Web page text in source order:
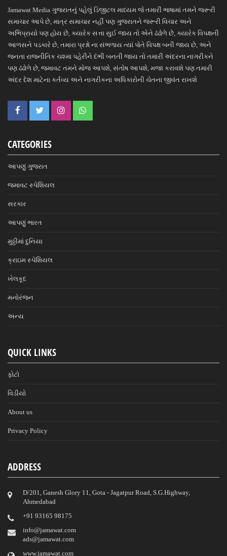
Jamawat Media ગુજરાતનું પહેલું ડિજીટલ માધ્યમ જે તમારી ભાષામાં તમને જરૂરી
સમાચાર આપે છે, માત્ર સમાચાર નહીં પણ ગુજરાતને જરૂરી વિચાર અને
અભિપ્રાયો પણ હોય છે, ક્યારેક સત્તા સુઈ જાય તો એને ઢંઢોળે છે, ક્યારેક વિપક્ષની
આળસને પડકારે છે, તમારા પ્રશ્નો ના સંભળાય ત્યાં પોતે વિપક્ષ બની જાય છે, અને
જનતા રાજનીતિક ચશ્મા પહેરીને દંભી બનતી જાય તો તમારી અંદરના નાગરીકને
પણ ઢંઢોળે છે, જમાવટ તમને મોજ આપશે, સંતોષ આપશે, મજા કરાવશે પણ તમારી
અંદર દેશ માટેના કર્તવ્ય અને નાગરીકના અધિકારોની ચેતના જીવંત રાખશે
CATEGORIES
આપણું ગુજરાત
જમાવટ સ્પેશિયલ
સરકાર
આપણું ભારત
મુઠ્ઠીમાં દુનિયા
ક્રાઇમ સ્પેશિયલ
ખેલકૂદ
મનોરંજન
અન્ય
QUICK LINKS
ફોટો
વિડીયો
About us
Privacy Policy
ADDRESS
D/201, Ganesh Glory 11, Gota - Jagatpur Road, S.G.Highway,
Ahmedabad
‎+91 93165 98175
info@jamawat.com
ads@jamawat.com
www.jamawat.com